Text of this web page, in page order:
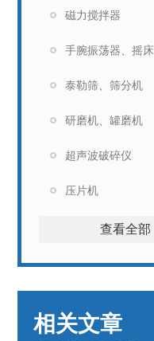
磁力搅拌器
手腕振荡器、摇床
泰勒筛、筛分机
研磨机、罐磨机
超声波破碎仪
压片机
查看全部
相关文章